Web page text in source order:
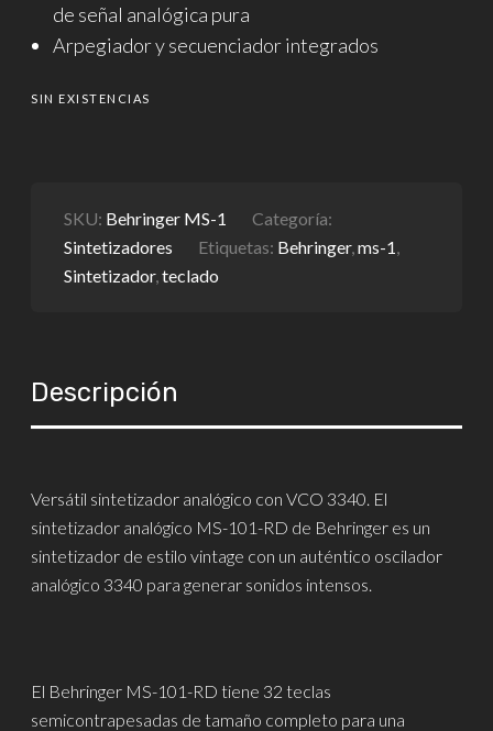
de señal analógica pura
Arpegiador y secuenciador integrados
SIN EXISTENCIAS
SKU: Behringer MS-1
Categoría:
Sintetizadores
Etiquetas: Behringer,ms-1,
Sintetizador,teclado
Descripción
Versátil sintetizador analógico con VCO 3340. El
sintetizador analógico MS-101-RD de Behringer es un
sintetizador de estilo vintage con un auténtico oscilador
analógico 3340 para generar sonidos intensos.
El Behringer MS-101-RD tiene 32 teclas
semicontrapesadas de tamaño completo para una